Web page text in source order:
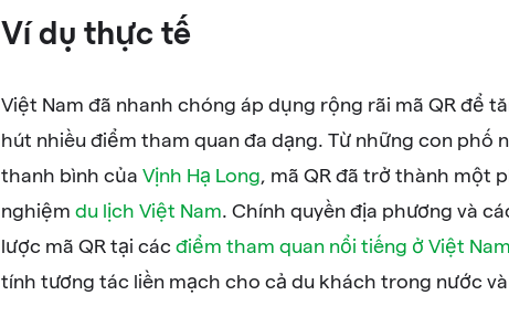
Ví dụ thực tế
Việt Nam đã nhanh chóng áp dụng rộng rãi mã QR để
hút nhiều điểm tham quan đa dạng. Từ những con phố
thanh bình của Vịnh Hạ Long, mã QR đã trở thành một
nghiệm du lịch Việt Nam. Chính quyền địa phương và
lược mã QR tại các điểm tham quan nổi tiếng ở Việt Nam
tính tương tác liền mạch cho cả du khách trong nước